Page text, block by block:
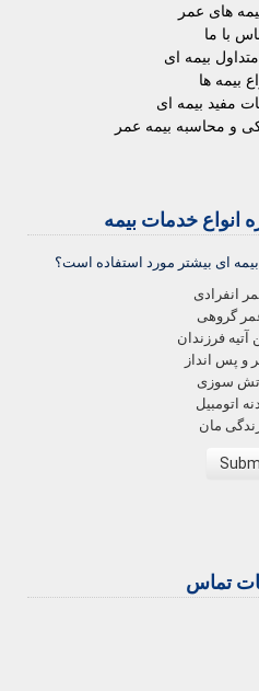
های عمر
با ما
بیمه ای
بیمه ها
مفید بیمه ای
و محاسبه بیمه عمر
انواع خدمات بیمه
ای بیشتر مورد استفاده است؟
انفرادی
گروهی
آتیه فرزندان
و پس انداز
سوزی
اتومبیل
مان
تماس